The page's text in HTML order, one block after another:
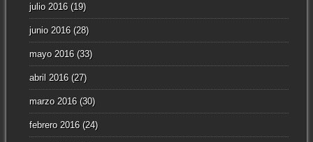
julio 2016(19)
junio 2016(28)
mayo 2016(33)
abril 2016(27)
marzo 2016(30)
febrero 2016(24)